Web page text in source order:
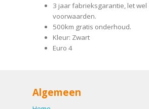
3 jaar fabrieksgarantie, let wel
voorwaarden.
500km gratis onderhoud.
Kleur: Zwart
Euro 4
Algemeen